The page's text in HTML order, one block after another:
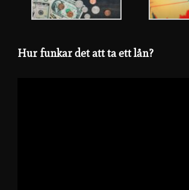
Hur funkar det att ta ett lån?